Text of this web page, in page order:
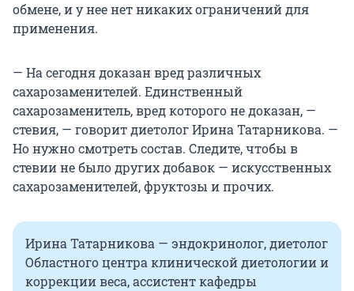
обмене, и у нее нет никаких ограничений для
применения.
— На сегодня доказан вред различных
сахарозаменителей. Единственный
сахарозаменитель, вред которого не доказан, —
стевия, — говорит диетолог Ирина Татарникова. —
Но нужно смотреть состав. Следите, чтобы в
стевии не было других добавок — искусственных
сахарозаменителей, фруктозы и прочих.
Ирина Татарникова — эндокринолог, диетолог
Областного центра клинической диетологии и
коррекции веса, ассистент кафедры